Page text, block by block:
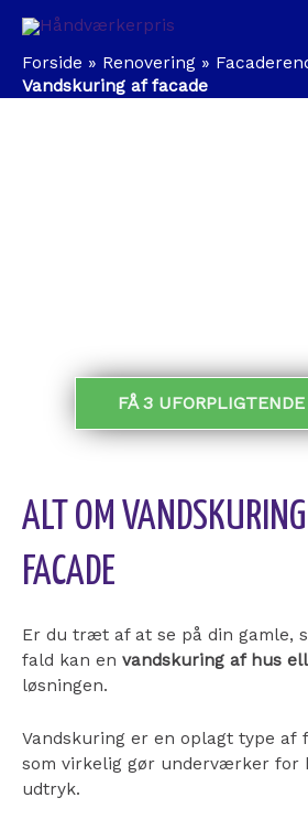
indholdet
Forside » Renovering »
Vandskuring af facade
FÅ 3
ALT OM
FACADE
Er du træt af at se på din gamle,
fald kan en vandskuring af hus
løsningen.
Vandskuring er en oplagt type af
som virkelig gør underværker for
udtryk.